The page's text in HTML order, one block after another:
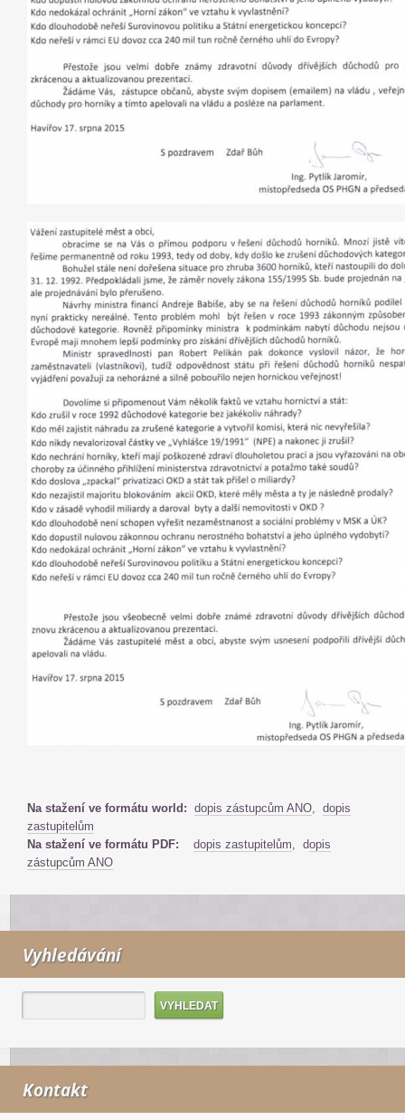
Na stažení ve formátu world: dopis zástupcům ANO, dopis
zastupitelům
Na stažení ve formátu PDF:
dopis zastupitelům, dopis
zástupcům ANO
Vyhledávání
Kontakt